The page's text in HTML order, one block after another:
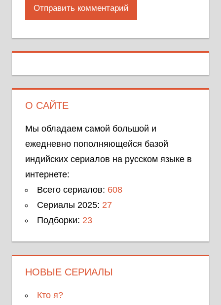
О САЙТЕ
Мы обладаем самой большой и
ежедневно пополняющейся базой
индийских сериалов на русском языке в
интернете:
Всего сериалов: 608
Сериалы 2025: 27
Подборки: 23
НОВЫЕ СЕРИАЛЫ
Кто я?